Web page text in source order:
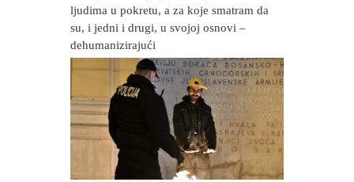
ljudima u pokretu, a za koje smatram da
su, i jedni i drugi, u svojoj osnovi –
dehumanizirajući